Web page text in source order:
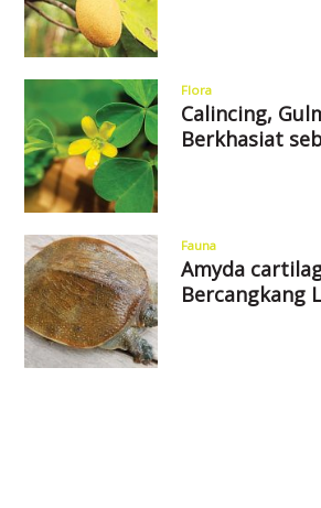
Flora
Calincing,
Berkhasiat
Fauna
Amyda
Bercangkang